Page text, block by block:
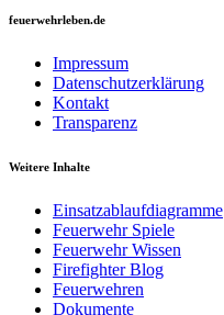
feuerwehrleben.de
Impressum
Datenschutzerklärung
Kontakt
Transparenz
Weitere Inhalte
Einsatzablaufdiagramme
Feuerwehr Spiele
Feuerwehr Wissen
Firefighter Blog
Feuerwehren
Dokumente